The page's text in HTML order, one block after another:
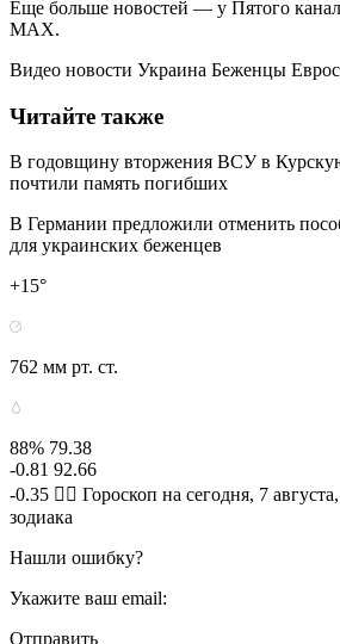
Еще больше новостей — у Пятого
МАХ.
Видео новости Украина Беженцы
Читайте также
В годовщину вторжения ВСУ в
почтили память погибших
В Германии предложили отменить
для украинских беженцев
+15°
762 мм рт. ст.
88% 79.38
-0.81 92.66
-0.35 🧙‍♀ Гороскоп на сегодня, 7
зодиака
Нашли ошибку?
Укажите ваш email:
Отправить